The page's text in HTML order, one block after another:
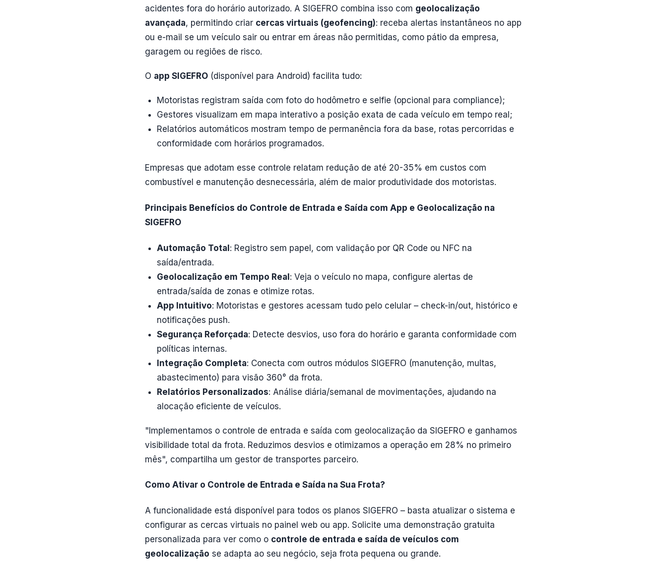
acidentes fora do horário autorizado. A SIGEFRO combina isso com geolocalização
avançada, permitindo criar cercas virtuais (geofencing): receba alertas instantâneos no app
ou e-mail se um veículo sair ou entrar em áreas não permitidas, como pátio da empresa,
garagem ou regiões de risco.
O app SIGEFRO (disponível para Android) facilita tudo:
Motoristas registram saída com foto do hodômetro e selfie (opcional para compliance);
Gestores visualizam em mapa interativo a posição exata de cada veículo em tempo real;
Relatórios automáticos mostram tempo de permanência fora da base, rotas percorridas e
conformidade com horários programados.
Empresas que adotam esse controle relatam redução de até 20-35% em custos com
combustível e manutenção desnecessária, além de maior produtividade dos motoristas.
Principais Benefícios do Controle de Entrada e Saída com App e Geolocalização na
SIGEFRO
Automação Total: Registro sem papel, com validação por QR Code ou NFC na
saída/entrada.
Geolocalização em Tempo Real: Veja o veículo no mapa, configure alertas de
entrada/saída de zonas e otimize rotas.
App Intuitivo: Motoristas e gestores acessam tudo pelo celular – check-in/out, histórico e
notificações push.
Segurança Reforçada: Detecte desvios, uso fora do horário e garanta conformidade com
políticas internas.
Integração Completa: Conecta com outros módulos SIGEFRO (manutenção, multas,
abastecimento) para visão 360° da frota.
Relatórios Personalizados: Análise diária/semanal de movimentações, ajudando na
alocação eficiente de veículos.
"Implementamos o controle de entrada e saída com geolocalização da SIGEFRO e ganhamos
visibilidade total da frota. Reduzimos desvios e otimizamos a operação em 28% no primeiro
mês", compartilha um gestor de transportes parceiro.
Como Ativar o Controle de Entrada e Saída na Sua Frota?
A funcionalidade está disponível para todos os planos SIGEFRO – basta atualizar o sistema e
configurar as cercas virtuais no painel web ou app. Solicite uma demonstração gratuita
personalizada para ver como o controle de entrada e saída de veículos com
geolocalização se adapta ao seu negócio, seja frota pequena ou grande.